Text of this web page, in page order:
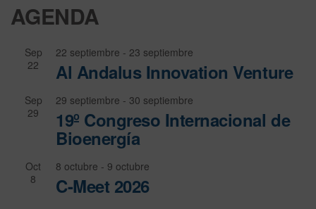
AGENDA
Sep
22
22 septiembre - 23 septiembre
Al Andalus Innovation Venture
Sep
29
29 septiembre - 30 septiembre
19º Congreso Internacional de
Bioenergía
Oct
8
8 octubre - 9 octubre
C-Meet 2026